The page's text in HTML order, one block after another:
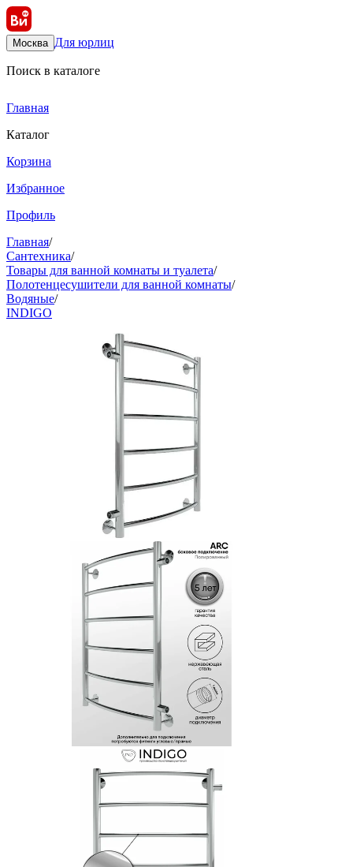
Москва Для юрлиц
Поиск в каталоге
Главная
Каталог
Корзина
Избранное
Профиль
Главная/
Сантехника/
Товары для ванной комнаты и туалета/
Полотенцесушители для ванной комнаты/
Водяные/
INDIGO